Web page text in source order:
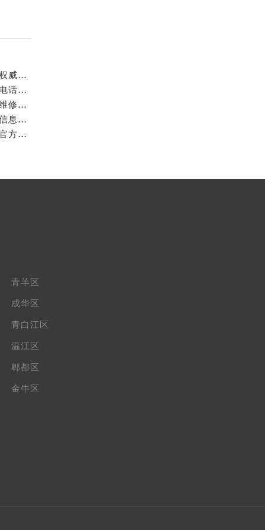
成都万国官方售后服务中心｜最新电话和官方维修地址权威信息公示（2026年7月最新）
亲身探访成都万国官方售后服务中心｜网点地址与客服电话（2026年7月最新）
亲身到店探访成都万国官方售后服务中心｜官方地址与维修热线（2026年7月最新）
成都万国官方售后服务中心｜最新热线及维修地址权威信息公示（2026年7月最新）
亲身到店探访成都万国官方售后服务中心｜维修地址与官方客服热线（2026年7月最新）
青羊区
成华区
青白江区
温江区
郫都区
金牛区